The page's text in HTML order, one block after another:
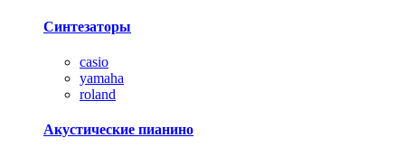
Синтезаторы
casio
yamaha
roland
Акустические пианино